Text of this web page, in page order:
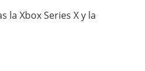
la Xbox Series X y la